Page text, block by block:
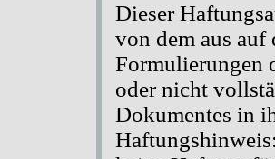
Dieser
von dem aus auf
Formulierungen
oder nicht
Dokumentes in